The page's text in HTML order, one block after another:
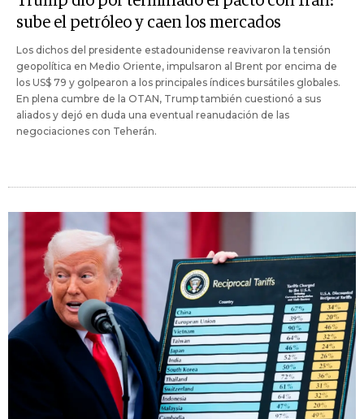
sube el petróleo y caen los mercados
Los dichos del presidente estadounidense reavivaron la tensión
geopolítica en Medio Oriente, impulsaron al Brent por encima de
los US$ 79 y golpearon a los principales índices bursátiles globales.
En plena cumbre de la OTAN, Trump también cuestionó a sus
aliados y dejó en duda una eventual reanudación de las
negociaciones con Teherán.